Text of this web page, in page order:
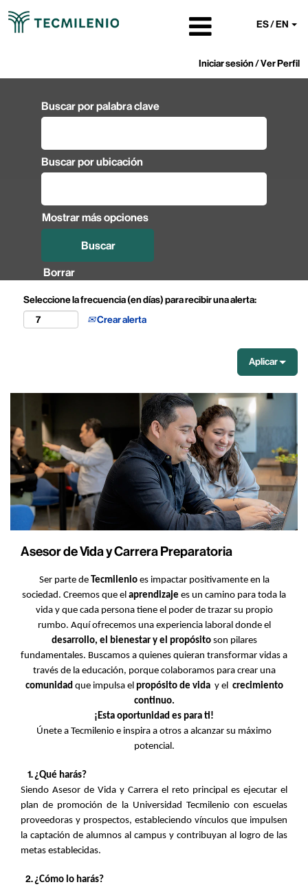
ES / EN
Iniciar sesión / Ver Perfil
Buscar por palabra clave
Buscar por ubicación
Mostrar más opciones
Borrar
Seleccione la frecuencia (en días) para recibir una alerta:
Crear alerta
Aplicar
Asesor de Vida y Carrera Preparatoria
Ser parte de Tecmilenioes impactar positivamente en la
sociedad. Creemos que el aprendizaje es un camino para toda la
vida y que cada persona tiene el poder de trazar su propio
rumbo. Aquí ofrecemos una experiencia laboral donde el
desarrollo, el bienestar y el propósitoson pilares
fundamentales. Buscamos a quienes quieran transformar vidas a
través de la educación, porque colaboramos para crear una
comunidadque impulsa el propósito de vida y el crecimiento
continuo.
¡Esta oportunidad es para ti!
Únete a Tecmilenio e inspira a otros a alcanzar su máximo
potencial.
¿Qué harás?
Siendo Asesor de Vida y Carrera el reto principal es ejecutar el
plan de promoción de la Universidad Tecmilenio con escuelas
proveedoras y prospectos, estableciendo vínculos que impulsen
la captación de alumnos al campus y contribuyan al logro de las
metas establecidas.
¿Cómo lo harás?